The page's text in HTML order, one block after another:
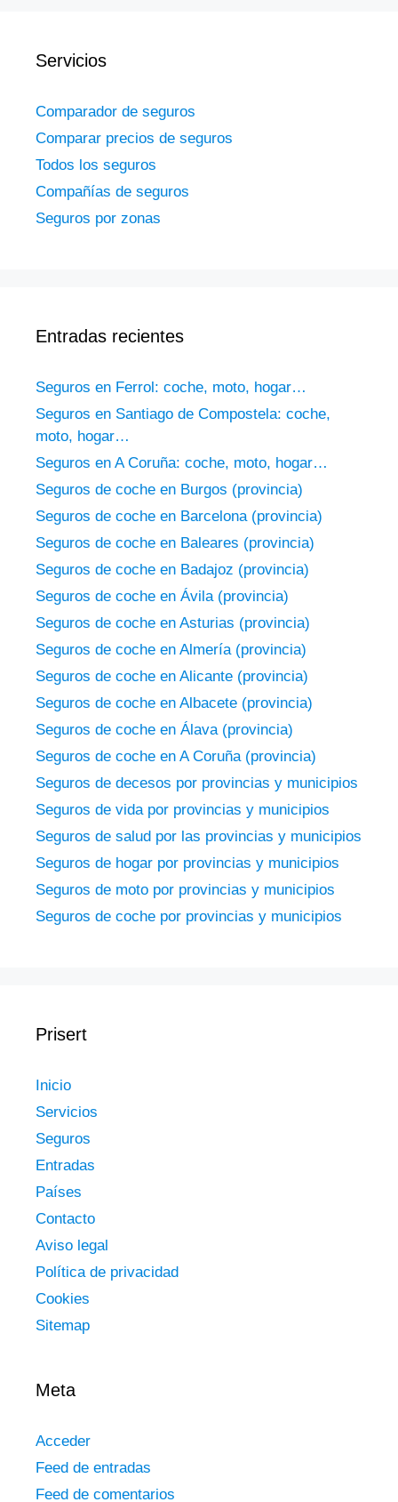
Servicios
Comparador de seguros
Comparar precios de seguros
Todos los seguros
Compañías de seguros
Seguros por zonas
Entradas recientes
Seguros en Ferrol: coche, moto, hogar…
Seguros en Santiago de Compostela: coche,
moto, hogar…
Seguros en A Coruña: coche, moto, hogar…
Seguros de coche en Burgos (provincia)
Seguros de coche en Barcelona (provincia)
Seguros de coche en Baleares (provincia)
Seguros de coche en Badajoz (provincia)
Seguros de coche en Ávila (provincia)
Seguros de coche en Asturias (provincia)
Seguros de coche en Almería (provincia)
Seguros de coche en Alicante (provincia)
Seguros de coche en Albacete (provincia)
Seguros de coche en Álava (provincia)
Seguros de coche en A Coruña (provincia)
Seguros de decesos por provincias y municipios
Seguros de vida por provincias y municipios
Seguros de salud por las provincias y municipios
Seguros de hogar por provincias y municipios
Seguros de moto por provincias y municipios
Seguros de coche por provincias y municipios
Prisert
Inicio
Servicios
Seguros
Entradas
Países
Contacto
Aviso legal
Política de privacidad
Cookies
Sitemap
Meta
Acceder
Feed de entradas
Feed de comentarios